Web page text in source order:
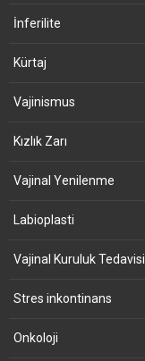
İnferilite
Kürtaj
Vajinismus
Kızlık Zarı
Vajinal Yenilenme
Labioplasti
Vajinal Kuruluk Tedavisi
Stres inkontinans
Onkoloji